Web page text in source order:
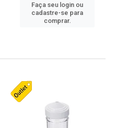
Faça seu login ou
cadastre-se para
comprar.